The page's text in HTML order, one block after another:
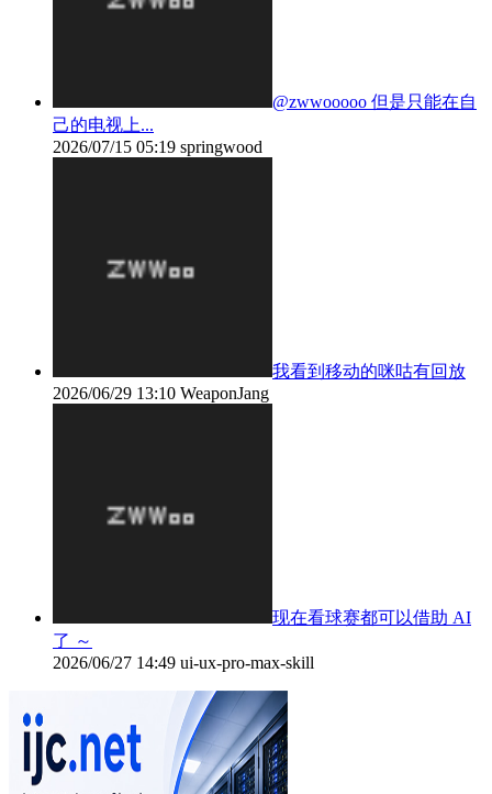
@zwwooooo 但是只能在自
己的电视上...
2026/07/15 05:19 springwood
我看到移动的咪咕有回放
2026/06/29 13:10 WeaponJang
现在看球赛都可以借助 AI
了 ～
2026/06/27 14:49 ui-ux-pro-max-skill